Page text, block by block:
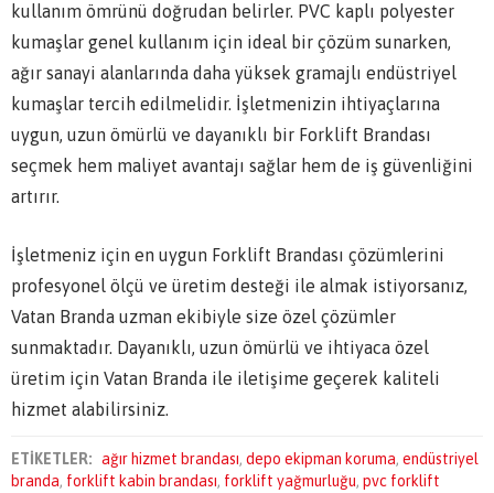
kullanım ömrünü doğrudan belirler. PVC kaplı polyester
kumaşlar genel kullanım için ideal bir çözüm sunarken,
ağır sanayi alanlarında daha yüksek gramajlı endüstriyel
kumaşlar tercih edilmelidir. İşletmenizin ihtiyaçlarına
uygun, uzun ömürlü ve dayanıklı bir Forklift Brandası
seçmek hem maliyet avantajı sağlar hem de iş güvenliğini
artırır.
İşletmeniz için en uygun Forklift Brandası çözümlerini
profesyonel ölçü ve üretim desteği ile almak istiyorsanız,
Vatan Branda uzman ekibiyle size özel çözümler
sunmaktadır. Dayanıklı, uzun ömürlü ve ihtiyaca özel
üretim için Vatan Branda ile iletişime geçerek kaliteli
hizmet alabilirsiniz.
ETİKETLER: ağır hizmet brandası, depo ekipman koruma, endüstriyel
branda, forklift kabin brandası, forklift yağmurluğu, pvc forklift